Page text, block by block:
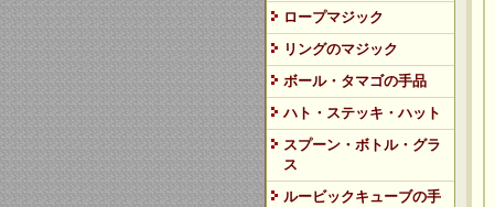
ロープマジック
リングのマジック
ボール・タマゴの手品
ハト・ステッキ・ハット
スプーン・ボトル・グラ
ス
ルービックキューブの手